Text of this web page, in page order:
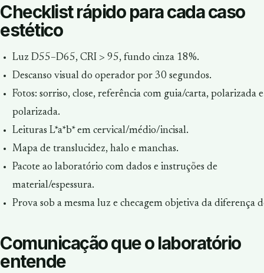
Checklist rápido para cada caso
estético
Luz D55–D65, CRI > 95, fundo cinza 18%.
Descanso visual do operador por 30 segundos.
Fotos: sorriso, close, referência com guia/carta, polarizada
polarizada.
Leituras L*a*b* em cervical/médio/incisal.
Mapa de translucidez, halo e manchas.
Pacote ao laboratório com dados e instruções de
material/espessura.
Prova sob a mesma luz e checagem objetiva da diferença
Comunicação que o laboratório
entende